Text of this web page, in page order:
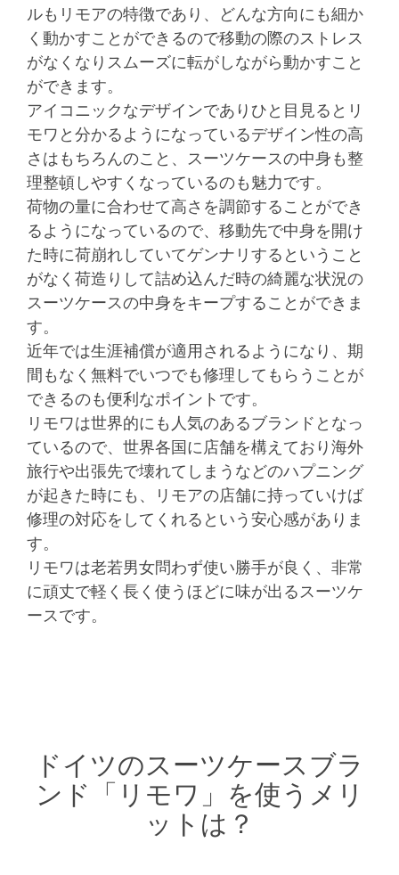
ルもリモアの特徴であり、どんな方向にも細か
く動かすことができるので移動の際のストレス
がなくなりスムーズに転がしながら動かすこと
ができます。
アイコニックなデザインでありひと目見るとリ
モワと分かるようになっているデザイン性の高
さはもちろんのこと、スーツケースの中身も整
理整頓しやすくなっているのも魅力です。
荷物の量に合わせて高さを調節することができ
るようになっているので、移動先で中身を開け
た時に荷崩れしていてゲンナリするということ
がなく荷造りして詰め込んだ時の綺麗な状況の
スーツケースの中身をキープすることができま
す。
近年では生涯補償が適用されるようになり、期
間もなく無料でいつでも修理してもらうことが
できるのも便利なポイントです。
リモワは世界的にも人気のあるブランドとなっ
ているので、世界各国に店舗を構えており海外
旅行や出張先で壊れてしまうなどのハプニング
が起きた時にも、リモアの店舗に持っていけば
修理の対応をしてくれるという安心感がありま
す。
リモワは老若男女問わず使い勝手が良く、非常
に頑丈で軽く長く使うほどに味が出るスーツケ
ースです。
ドイツのスーツケースブラ
ンド「リモワ」を使うメリ
ットは？